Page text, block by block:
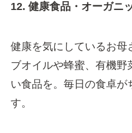
12. 健康食品・オーガニ
健康を気にしているお母
ブオイルや蜂蜜、有機野
い食品を。毎日の食卓が
す。